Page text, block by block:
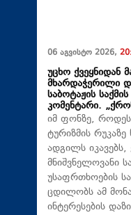
06 აგვისტო 2026,
უცხო
მხარდაჭერილი
საბოტაჟის
კომენტარი.
იმ ფონზე,
ტურიზმის
ადგილს იკავებს,
მნიშვნელოვანი
უსაფრთხოების
ცდილობს ამ
ინტერესების